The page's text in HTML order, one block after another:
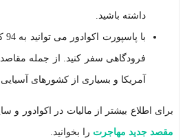
داشته باشید.
با
فرودگاهی سفر کنید. از جمله
آمریکا و بسیاری از کشورهای
برای اطلاع بیشتر از مالیات در اکوادور و
مقصد جدید مهاجرت را بخوانید.